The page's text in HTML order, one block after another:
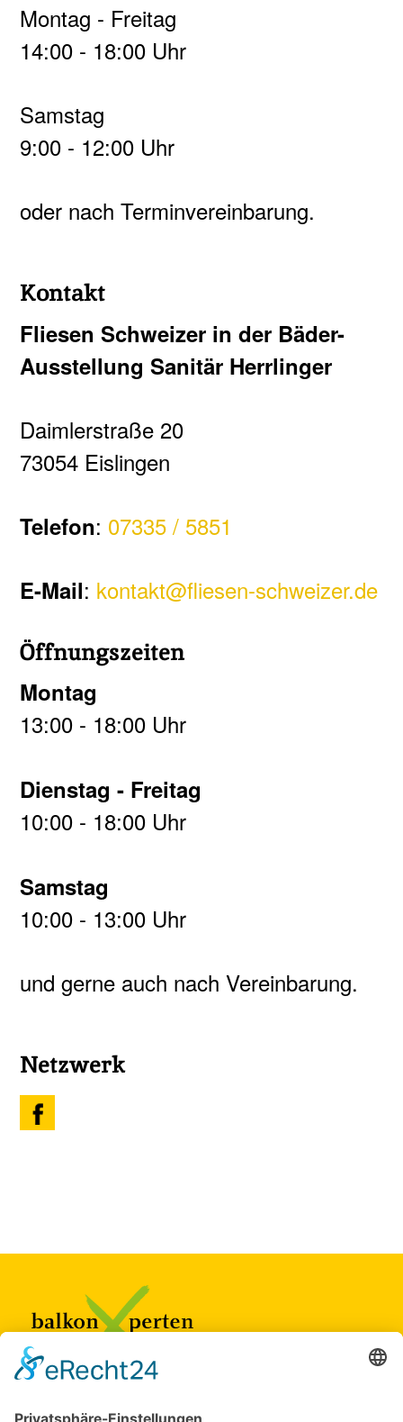
Montag - Freitag
14:00 - 18:00 Uhr
Samstag
9:00 - 12:00 Uhr
oder nach Terminvereinbarung.
Kontakt
Fliesen Schweizer in der Bäder-
Ausstellung Sanitär Herrlinger
Daimlerstraße 20
73054 Eislingen
Telefon: 07335 / 5851
E-Mail: kontakt@fliesen-schweizer.de
Öffnungszeiten
Montag
13:00 - 18:00 Uhr
Dienstag - Freitag
10:00 - 18:00 Uhr
Samstag
10:00 - 13:00 Uhr
und gerne auch nach Vereinbarung.
Netzwerk